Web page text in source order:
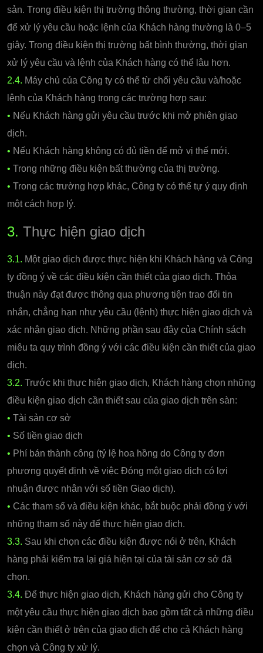
sản. Trong điều kiện thị trường thông thường, thời gian cần
để xử lý yêu cầu hoặc lệnh của Khách hàng thường là 0–5
giây. Trong điều kiện thị trường bất bình thường, thời gian
xử lý yêu cầu và lệnh của Khách hàng có thể lâu hơn.
2.4. Máy chủ của Công ty có thể từ chối yêu cầu và/hoặc
lệnh của Khách hàng trong các trường hợp sau:
• Nếu Khách hàng gửi yêu cầu trước khi mở phiên giao
dịch.
• Nếu Khách hàng không có đủ tiền để mở vị thế mới.
• Trong những điều kiện bất thường của thị trường.
• Trong các trường hợp khác, Công ty có thể tự ý quy định
một cách hợp lý.
3. Thực hiện giao dịch
3.1. Một giao dịch được thực hiện khi Khách hàng và Công
ty đồng ý về các điều kiện cần thiết của giao dịch. Thỏa
thuận này đạt được thông qua phương tiện trao đổi tin
nhắn, chẳng hạn như yêu cầu (lệnh) thực hiện giao dịch và
xác nhận giao dịch. Những phần sau đây của Chính sách
miêu ta quy trình đồng ý với các điều kiện cần thiết của giao
dịch.
3.2. Trước khi thực hiện giao dịch, Khách hàng chọn những
điều kiện giao dịch cần thiết sau của giao dịch trên sàn:
• Tài sản cơ sở
• Số tiền giao dịch
• Phí bán thành công (tỷ lệ hoa hồng do Công ty đơn
phương quyết định về việc Đóng một giao dịch có lợi
nhuận được nhân với số tiền Giao dịch).
• Các tham số và điều kiện khác, bắt buộc phải đồng ý với
những tham số này để thực hiện giao dịch.
3.3. Sau khi chọn các điều kiện được nói ở trên, Khách
hàng phải kiểm tra lại giá hiện tại của tài sản cơ sở đã
chọn.
3.4. Để thực hiện giao dịch, Khách hàng gửi cho Công ty
một yêu cầu thực hiện giao dịch bao gồm tất cả những điều
kiện cần thiết ở trên của giao dịch để cho cả Khách hàng
chọn và Công ty xử lý.